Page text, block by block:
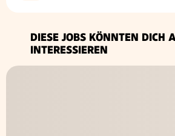
DIESE JOBS KÖNNTEN DICH
INTERESSIEREN